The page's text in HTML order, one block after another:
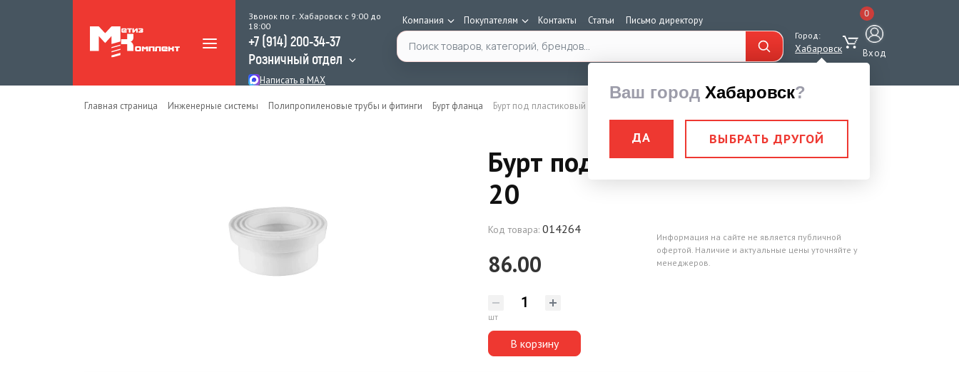
Звонок по г. Хабаровск с 9:00 до
18:00
+7 (914) 200-34-37
Розничный отдел
Написать в MAX
Компания Покупателям Контакты Статьи Письмо директору
Поиск по каталогу Город:
Хабаровск
Ваш город Хабаровск?
ДА ВЫБРАТЬ ДРУГОЙ
0
Вход
Главная страница Инженерные системы Полипропиленовые трубы и фитинги Бурт фланца Бурт под пластиковый фланец 20
Бурт под пластиковый фланец
20
Код товара: 014264
86.00
шт
В корзину
Информация на сайте не является публичной
офертой. Наличие и актуальные цены уточняйте у
менеджеров.